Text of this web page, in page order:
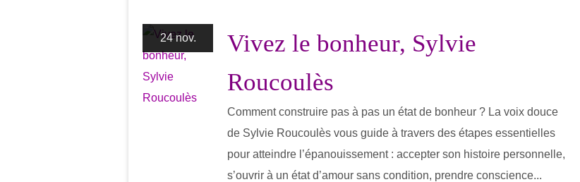
24 nov.
Vivez le bonheur, Sylvie
Roucoulès
Comment construire pas à pas un état de bonheur ? La voix douce
de Sylvie Roucoulès vous guide à travers des étapes essentielles
pour atteindre l’épanouissement : accepter son histoire personnelle,
s’ouvrir à un état d’amour sans condition, prendre conscience...